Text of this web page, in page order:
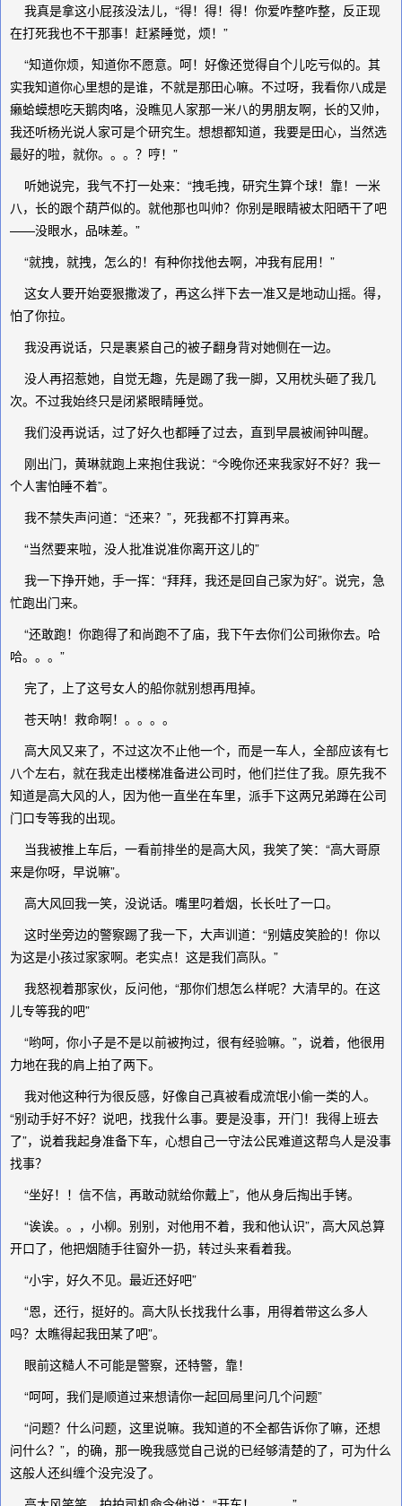
我真是拿这小屁孩没法儿，“得！得！得！你爱咋整咋整，反正现
在打死我也不干那事！赶紧睡觉，烦！”
“知道你烦，知道你不愿意。呵！好像还觉得自个儿吃亏似的。其
实我知道你心里想的是谁，不就是那田心嘛。不过呀，我看你八成是
癞蛤蟆想吃天鹅肉咯，没瞧见人家那一米八的男朋友啊，长的又帅，
我还听杨光说人家可是个研究生。想想都知道，我要是田心，当然选
最好的啦，就你。。。？哼！”
听她说完，我气不打一处来：“拽毛拽，研究生算个球！靠！一米
八，长的跟个葫芦似的。就他那也叫帅？你别是眼睛被太阳晒干了吧
——没眼水，品味差。”
“就拽，就拽，怎么的！有种你找他去啊，冲我有屁用！”
这女人要开始耍狠撒泼了，再这么拌下去一准又是地动山摇。得，
怕了你拉。
我没再说话，只是裹紧自己的被子翻身背对她侧在一边。
没人再招惹她，自觉无趣，先是踢了我一脚，又用枕头砸了我几
次。不过我始终只是闭紧眼睛睡觉。
我们没再说话，过了好久也都睡了过去，直到早晨被闹钟叫醒。
刚出门，黄琳就跑上来抱住我说：“今晚你还来我家好不好？我一
个人害怕睡不着”。
我不禁失声问道：“还来？”，死我都不打算再来。
“当然要来啦，没人批准说准你离开这儿的”
我一下挣开她，手一挥：“拜拜，我还是回自己家为好”。说完，急
忙跑出门来。
“还敢跑！你跑得了和尚跑不了庙，我下午去你们公司揪你去。哈
哈。。。”
完了，上了这号女人的船你就别想再甩掉。
苍天呐！救命啊！。。。。
高大风又来了，不过这次不止他一个，而是一车人，全部应该有七
八个左右，就在我走出楼梯准备进公司时，他们拦住了我。原先我不
知道是高大风的人，因为他一直坐在车里，派手下这两兄弟蹲在公司
门口专等我的出现。
当我被推上车后，一看前排坐的是高大风，我笑了笑：“高大哥原
来是你呀，早说嘛”。
高大风回我一笑，没说话。嘴里叼着烟，长长吐了一口。
这时坐旁边的警察踢了我一下，大声训道：“别嬉皮笑脸的！你以
为这是小孩过家家啊。老实点！这是我们高队。”
我怒视着那家伙，反问他，“那你们想怎么样呢？大清早的。在这
儿专等我的吧”
“哟呵，你小子是不是以前被拘过，很有经验嘛。”，说着，他很用
力地在我的肩上拍了两下。
我对他这种行为很反感，好像自己真被看成流氓小偷一类的人。
“别动手好不好？说吧，找我什么事。要是没事，开门！我得上班去
了”，说着我起身准备下车，心想自己一守法公民难道这帮鸟人是没事
找事？
“坐好！！信不信，再敢动就给你戴上”，他从身后掏出手铐。
“诶诶。。，小柳。别别，对他用不着，我和他认识”，高大风总算
开口了，他把烟随手往窗外一扔，转过头来看着我。
“小宇，好久不见。最近还好吧”
“恩，还行，挺好的。高大队长找我什么事，用得着带这么多人
吗？太瞧得起我田某了吧”。
眼前这糙人不可能是警察，还特警，靠！
“呵呵，我们是顺道过来想请你一起回局里问几个问题”
“问题？什么问题，这里说嘛。我知道的不全都告诉你了嘛，还想
问什么？”，的确，那一晚我感觉自己说的已经够清楚的了，可为什么
这般人还纠缠个没完没了。